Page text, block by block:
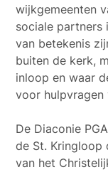
wijkgemeenten
sociale partners
van betekenis
buiten de kerk,
inloop en waar
voor hulpvragen
De Diaconie
de St. Kringloop
van het